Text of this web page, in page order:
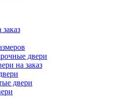
двери
на заказ
двери